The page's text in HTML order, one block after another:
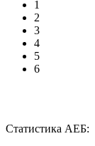
1
2
3
4
5
6
Статистика АЕБ: